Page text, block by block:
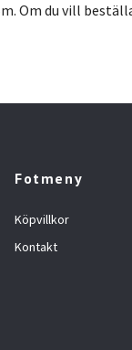
Om du vill
Fotmeny
Köpvillkor
Kontakt